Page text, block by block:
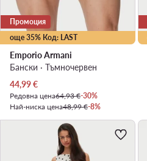
още 35% Код: LAST
Промоция
Emporio Armani
Бански · Тъмночервен
Актуална цена
44,99€
Редовна цена64,93 €-30%
Най-ниска цена48,99 €-8%